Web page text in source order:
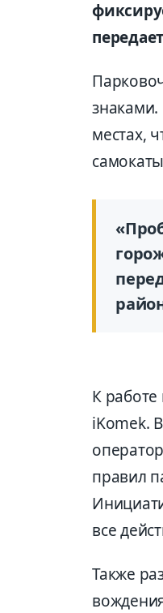
знаками.
местах,
К
iKomek.
правил
все
Также